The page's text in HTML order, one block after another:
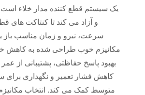
یک سیستم قطع کننده مدار خلاء است.
و آزاد می کند تا کنتاکت های قطع
سرعت، نیرو و زمان مناسب باز
مکانیزم خوب طراحی شده به کاهش
بهبود پاسخ حفاظتی، پشتیبانی از
کاهش فشار تعمیر و نگهداری برای
متوسط ​​کمک می کند. انتخاب